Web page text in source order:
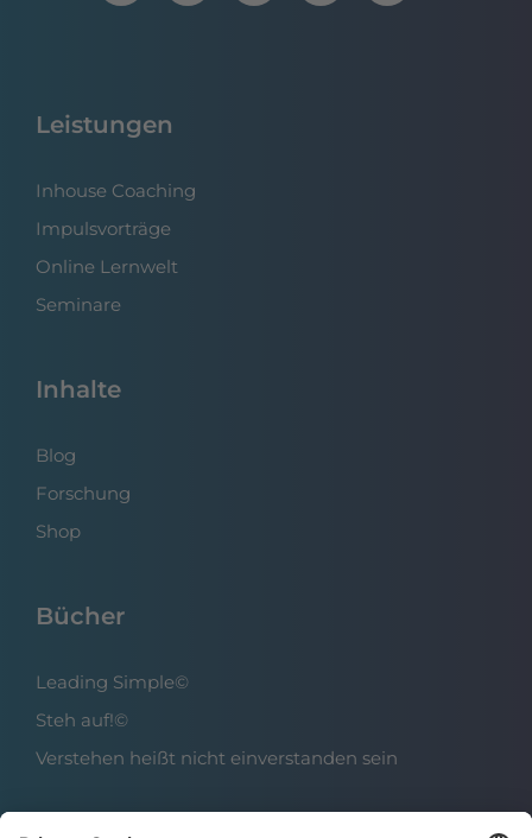
Leistungen
Inhouse Coaching
Impulsvorträge
Online Lernwelt
Seminare
Inhalte
Blog
Forschung
Shop
Bücher
Leading Simple©
Steh auf!©
Verstehen heißt nicht einverstanden sein